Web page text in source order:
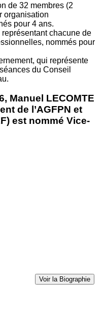
de 32 membres (2
organisation
pour 4 ans.
chacune de
nommés pour
qui représente
du Conseil
Manuel LECOMTE
de l’AGFPN et
est nommé Vice-
Voir la Biographie